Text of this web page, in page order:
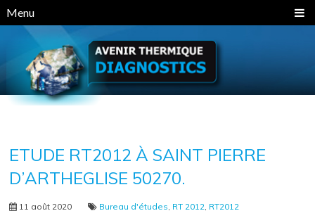
Menu
ETUDE RT2012 À SAINT PIERRE
D’ARTHEGLISE 50270.
11 août 2020 Bureau d'études RT 2012 RT2012
Panneau de gestion des cookies